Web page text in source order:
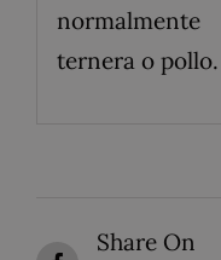
ternera o pollo.
Share On